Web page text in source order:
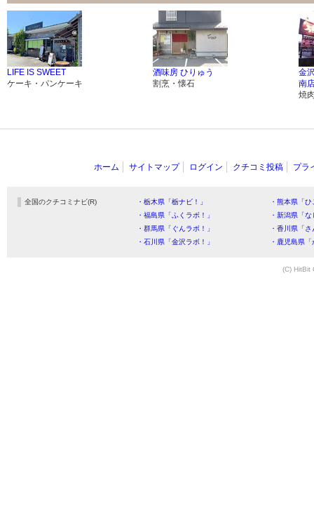
LIFE IS SWEET
ケーキ・パンケーキ
酒味房 ひりゅう
割烹・懐石
金
南
焼
ホーム サイトマップ ログイン クチコミ投稿 プラ
全国のクチコミナビ(R) ・栃木県「栃ナビ！」
・熊本県「
・福島県「ふくラボ！」
・新潟県「
・群馬県「ぐんラボ！」
・香川県「
・石川県「金沢ラボ！」
・鹿児島県
(C) HitBit